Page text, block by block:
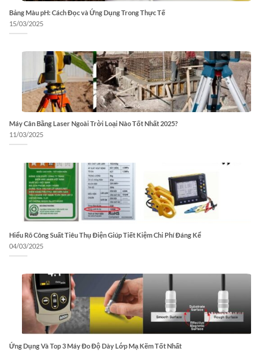
Bảng Màu pH: Cách Đọc và Ứng Dụng Trong Thực Tế
15/03/2025
Máy Cân Bằng Laser Ngoài Trời Loại Nào Tốt Nhất 2025?
11/03/2025
Hiểu Rõ Công Suất Tiêu Thụ Điện Giúp Tiết Kiệm Chi Phí Đáng Kể
04/03/2025
Ứng Dụng Và Top 3 Máy Đo Độ Dày Lớp Mạ Kẽm Tốt Nhất